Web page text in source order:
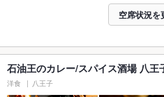
空席状況を
石油王のカレー/スパイス酒場 八王
洋食 八王子